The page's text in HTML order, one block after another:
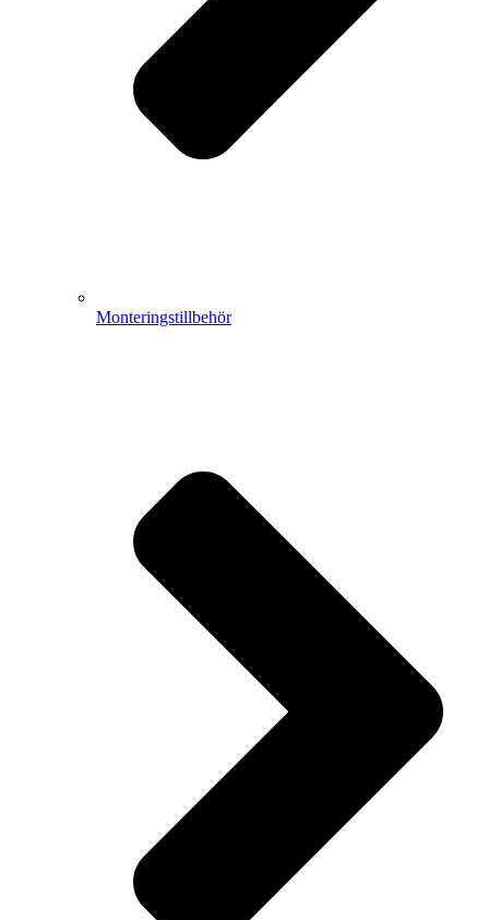
Monteringstillbehör